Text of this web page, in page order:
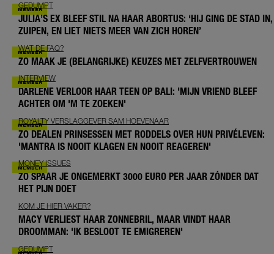
GEDUMPT
JULIA’S EX BLEEF STIL NA HAAR ABORTUS: ‘HIJ GING DE STAD IN,
ZUIPEN, EN LIET NIETS MEER VAN ZICH HOREN’
WAT DE FAQ?
ZO MAAK JE (BELANGRIJKE) KEUZES MET ZELFVERTROUWEN
INTERVIEW
DARLENE VERLOOR HAAR TEEN OP BALI: 'MIJN VRIEND BLEEF
ACHTER OM 'M TE ZOEKEN'
ROYALTY VERSLAGGEVER SAM HOEVENAAR
ZO DEALEN PRINSESSEN MET RODDELS OVER HUN PRIVÉLEVEN:
'MANTRA IS NOOIT KLAGEN EN NOOIT REAGEREN'
MONEY ISSUES
ZO SPAAR JE ONGEMERKT 3000 EURO PER JAAR ZÓNDER DAT
HET PIJN DOET
KOM JE HIER VAKER?
MACY VERLIEST HAAR ZONNEBRIL, MAAR VINDT HAAR
DROOMMAN: 'IK BESLOOT TE EMIGREREN'
GEDUMPT